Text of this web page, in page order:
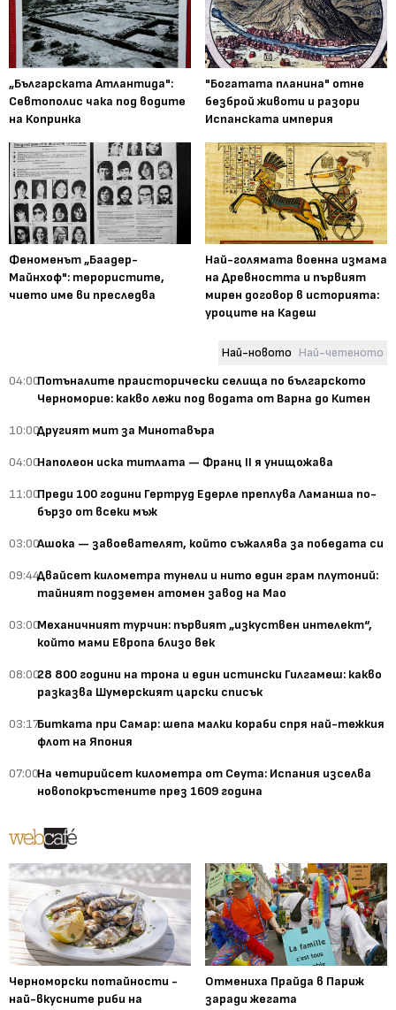
„Българската Атлантида":
Севтополис чака под водите
на Копринка
"Богатата планина" отне
безброй животи и разори
Испанската империя
Феноменът „Баадер-
Майнхоф": терористите,
чието име ви преследва
Най-голямата военна измама
на Древността и първият
мирен договор в историята:
уроците на Кадеш
Най-новото Най-четеното
04:00Потъналите праисторически селища по българското
Черноморие: какво лежи под водата от Варна до Китен
10:00Другият мит за Минотавъра
04:00Наполеон иска титлата — Франц II я унищожава
11:00Преди 100 години Гертруд Едерле преплува Ламанша по-
бързо от всеки мъж
03:00Ашока — завоевателят, който съжалява за победата си
09:44Двайсет километра тунели и нито един грам плутоний:
тайният подземен атомен завод на Мао
03:00Механичният турчин: първият „изкуствен интелект“,
който мами Европа близо век
08:0028 800 години на трона и един истински Гилгамеш: какво
разказва Шумерският царски списък
03:17Битката при Самар: шепа малки кораби спря най-тежкия
флот на Япония
07:00На четирийсет километра от Сеута: Испания изселва
новопокръстените през 1609 година
Черноморски потайности -
най-вкусните риби на
Отмениха Прайда в Париж
заради жегата